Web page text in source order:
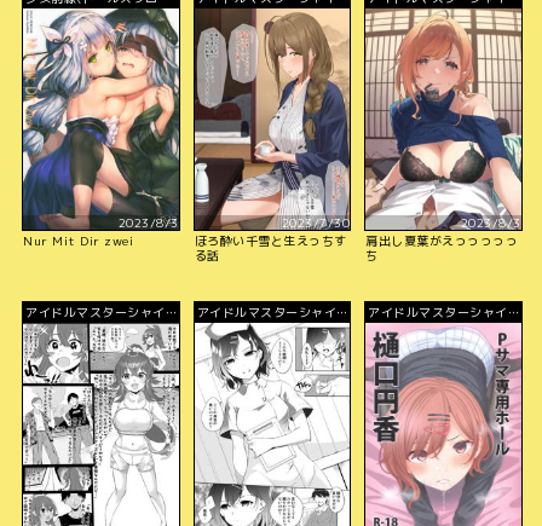
トライン)
2023/8/3
Nur Mit Dir zwei
2023/7/30
ほろ酔い千雪と生えっちす
る話
ーカラーズ
2023/8/3
肩出し夏葉がえっっっっっ
ち
アイドルマスターシャイニ
ーカラーズ
アイドルマスターシャイニ
ーカラーズ
アイドルマスターシャイニ
ーカラーズ